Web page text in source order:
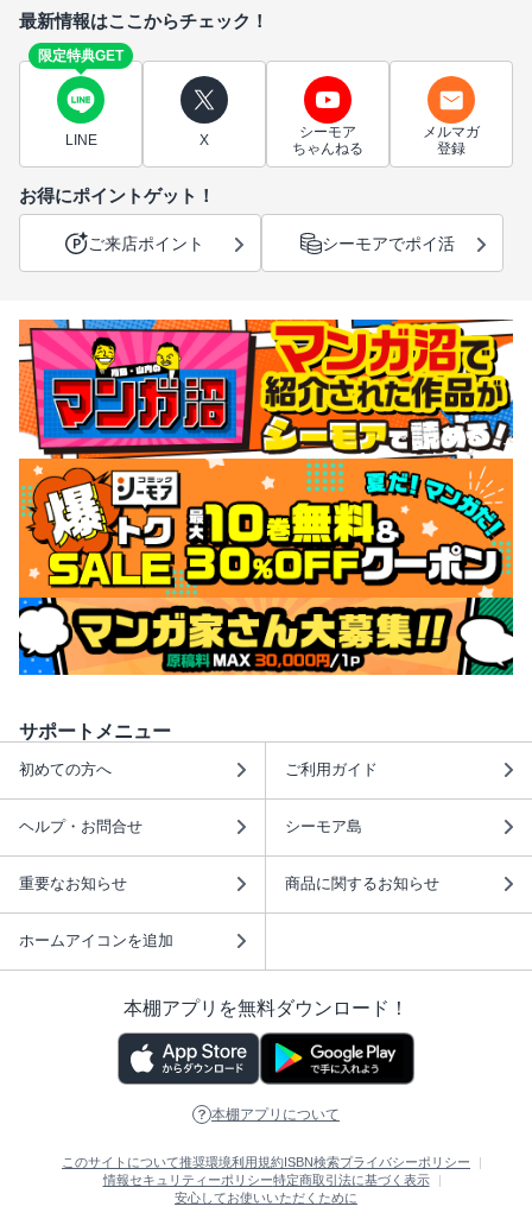
最新情報はここからチェック！
限定特典GET
LINE X
シーモア
ちゃんねる
メルマガ
登録
お得にポイントゲット！
ご来店ポイント シーモアでポイ活
サポートメニュー
初めての方へ ご利用ガイド
ヘルプ・お問合せ シーモア島
重要なお知らせ 商品に関するお知らせ
ホームアイコンを追加
本棚アプリを無料ダウンロード！
本棚アプリについて
このサイトについて推奨環境利用規約 ISBN検索プライバシーポリシー
情報セキュリティーポリシー特定商取引法に基づく表示
安心してお使いいただくために